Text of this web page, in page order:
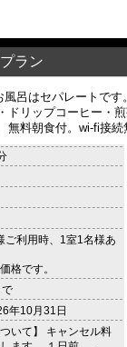
ラン
呂はセパレートです
ドリップコーヒー・
無料朝食付。wi-fi接続
ご利用時、1室1名様あ
格です。
で
年10月31日
いて】 キャンセル料